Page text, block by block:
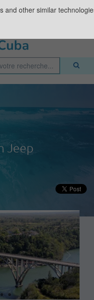
Jeep
and other similar